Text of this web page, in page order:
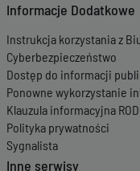
Informacje Dodatkowe
Instrukcja korzystania z
Cyberbezpieczeństwo
Dostęp do informacji
Ponowne wykorzystanie
Klauzula informacyjna
Polityka prywatności
Sygnalista
Inne serwisy